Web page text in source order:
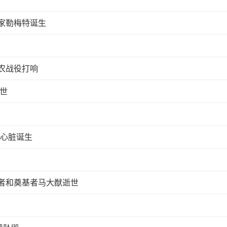
勒梅特诞生
战役打响
脏诞生
和奠基者马大猷逝世